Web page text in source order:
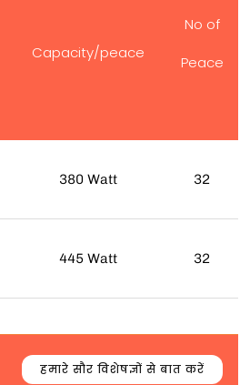
Capacity/peace
No of
Peace
380 Watt 32
445 Watt 32
हमारे सौर विशेषज्ञों से बात करें